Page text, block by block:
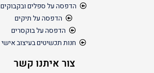
הדפסה על ספלים ובקבוקים
הדפסה על תיקים
הדפסה על בוקסרים
חנות תכשיטים בעיצוב אישי
צור איתנו קשר